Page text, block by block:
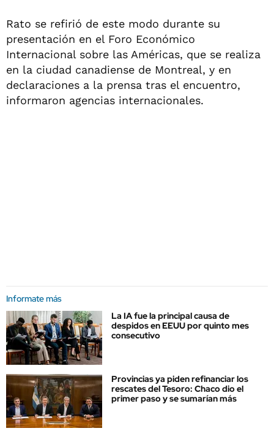
Rato se refirió de este modo durante su
presentación en el Foro Económico
Internacional sobre las Américas, que se realiza
en la ciudad canadiense de Montreal, y en
declaraciones a la prensa tras el encuentro,
informaron agencias internacionales.
Informate más
La IA fue la principal causa de
despidos en EEUU por quinto mes
consecutivo
Provincias ya piden refinanciar los
rescates del Tesoro: Chaco dio el
primer paso y se sumarían más